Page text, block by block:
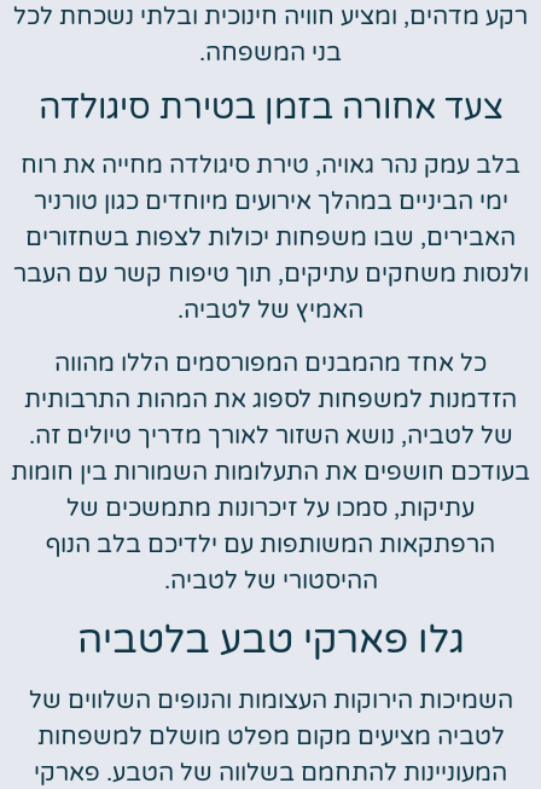
רקע מדהים, ומציע חוויה חינוכית ובלתי נשכחת לכל
בני המשפחה.
צעד אחורה בזמן בטירת סיגולדה
בלב עמק נהר גאויה, טירת סיגולדה מחייה את רוח
ימי הביניים במהלך אירועים מיוחדים כגון טורניר
האבירים, שבו משפחות יכולות לצפות בשחזורים
ולנסות משחקים עתיקים, תוך טיפוח קשר עם העבר
האמיץ של לטביה.
כל אחד מהמבנים המפורסמים הללו מהווה
הזדמנות למשפחות לספוג את המהות התרבותית
של לטביה, נושא השזור לאורך מדריך טיולים זה.
בעודכם חושפים את התעלומות השמורות בין חומות
עתיקות, סמכו על זיכרונות מתמשכים של
הרפתקאות המשותפות עם ילדיכם בלב הנוף
ההיסטורי של לטביה.
גלו פארקי טבע בלטביה
השמיכות הירוקות העצומות והנופים השלווים של
לטביה מציעים מקום מפלט מושלם למשפחות
המעוניינות להתחמם בשלווה של הטבע. פארקי